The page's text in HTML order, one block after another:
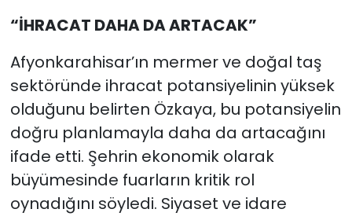
“İHRACAT DAHA DA ARTACAK”
Afyonkarahisar’ın mermer ve doğal taş
sektöründe ihracat potansiyelinin yüksek
olduğunu belirten Özkaya, bu potansiyelin
doğru planlamayla daha da artacağını
ifade etti. Şehrin ekonomik olarak
büyümesinde fuarların kritik rol
oynadığını söyledi. Siyaset ve idare